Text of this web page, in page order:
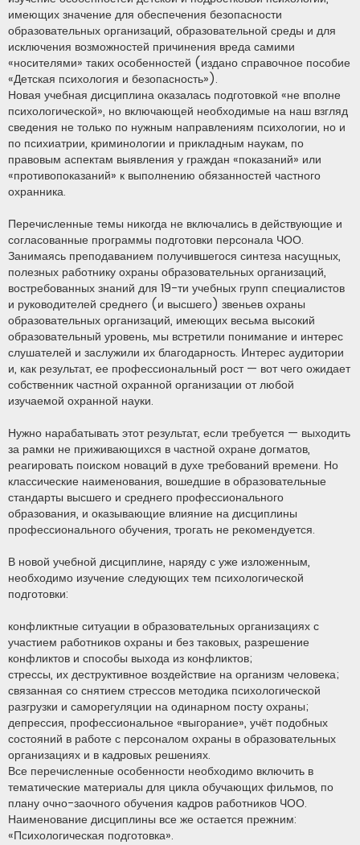
имеющих значение для обеспечения безопасности
образовательных организаций, образовательной среды и для
исключения возможностей причинения вреда самими
«носителями» таких особенностей (издано справочное пособие
«Детская психология и безопасность»).
Новая учебная дисциплина оказалась подготовкой «не вполне
психологической», но включающей необходимые на наш взгляд
сведения не только по нужным направлениям психологии, но и
по психиатрии, криминологии и прикладным наукам, по
правовым аспектам выявления у граждан «показаний» или
«противопоказаний» к выполнению обязанностей частного
охранника.
Перечисленные темы никогда не включались в действующие и
согласованные программы подготовки персонала ЧОО.
Занимаясь преподаванием получившегося синтеза насущных,
полезных работнику охраны образовательных организаций,
востребованных знаний для 19-ти учебных групп специалистов
и руководителей среднего (и высшего) звеньев охраны
образовательных организаций, имеющих весьма высокий
образовательный уровень, мы встретили понимание и интерес
слушателей и заслужили их благодарность. Интерес аудитории
и, как результат, ее профессиональный рост — вот чего ожидает
собственник частной охранной организации от любой
изучаемой охранной науки.
Нужно нарабатывать этот результат, если требуется — выходить
за рамки не приживающихся в частной охране догматов,
реагировать поиском новаций в духе требований времени. Но
классические наименования, вошедшие в образовательные
стандарты высшего и среднего профессионального
образования, и оказывающие влияние на дисциплины
профессионального обучения, трогать не рекомендуется.
В новой учебной дисциплине, наряду с уже изложенным,
необходимо изучение следующих тем психологической
подготовки:
конфликтные ситуации в образовательных организациях с
участием работников охраны и без таковых, разрешение
конфликтов и способы выхода из конфликтов;
стрессы, их деструктивное воздействие на организм человека;
связанная со снятием стрессов методика психологической
разгрузки и саморегуляции на одинарном посту охраны;
депрессия, профессиональное «выгорание», учёт подобных
состояний в работе с персоналом охраны в образовательных
организациях и в кадровых решениях.
Все перечисленные особенности необходимо включить в
тематические материалы для цикла обучающих фильмов, по
плану очно-заочного обучения кадров работников ЧОО.
Наименование дисциплины все же остается прежним:
«Психологическая подготовка».